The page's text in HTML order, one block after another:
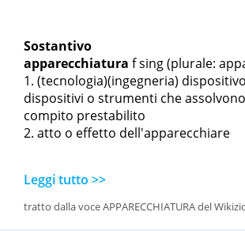
Sostantivo
apparecchiatura f sing(plurale:
(tecnologia)(ingegneria)
dispositivi o strumenti che
compito prestabilito
atto o effetto dell'apparecchiare
Leggi tutto >>
tratto dalla voce APPARECCHIATURA del